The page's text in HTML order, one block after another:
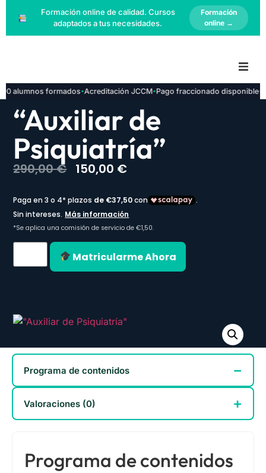
Formación online de calidad. Cursos
adaptados a tus necesidades.
Formación
online →
Inicio
Cursos Online
Cursos Presenciales
Solicitar Prácticas
Contacto
Promo Mes Agosto
Calidad de la Formación
formados·Acreditación JCCM·Pago fraccionado disponible·
“Auxiliar de
Psiquiatría”
290,00€ 150,00 €
Matricularme Ahora
Programa de contenidos
Valoraciones (0)
Programa de contenidos